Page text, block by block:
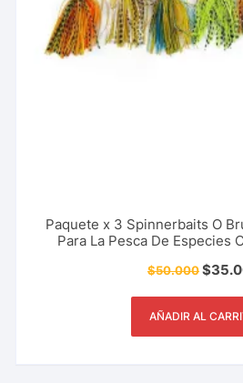
Paquete x 3 Spinnerbaits O
Para La Pesca De Especies
$50.000$
AÑADIR AL